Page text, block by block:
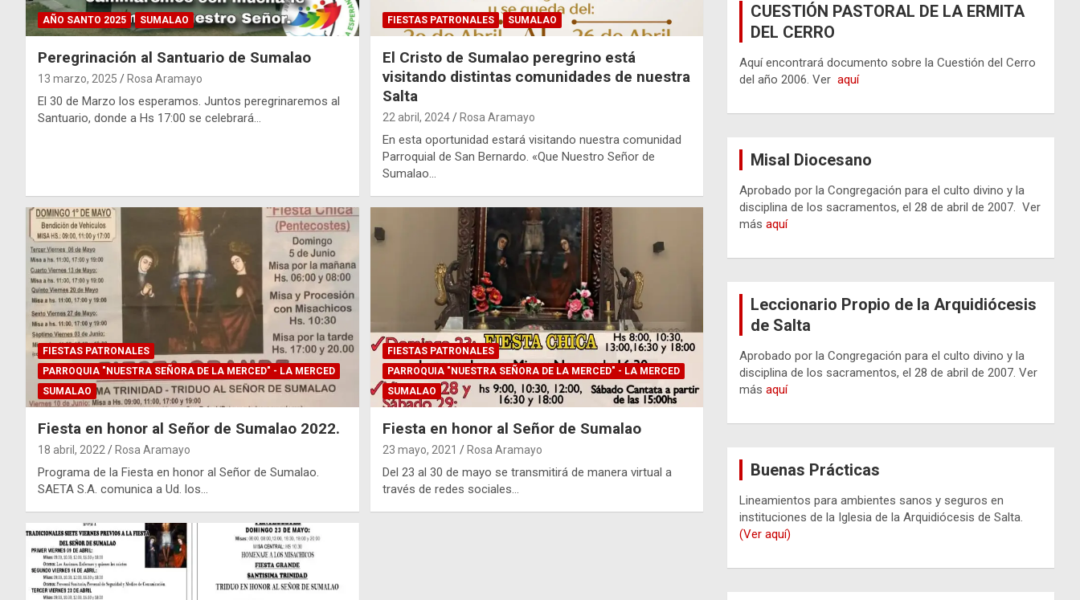
AÑO SANTO 2025 SUMALAO
Peregrinación al Santuario de Sumalao
13 marzo, 2025 Rosa Aramayo
El 30 de Marzo los esperamos. Juntos peregrinaremos al
Santuario, donde a Hs 17:00 se celebrará…
FIESTAS PATRONALES SUMALAO
El Cristo de Sumalao peregrino está
visitando distintas comunidades de nuestra
Salta
22 abril, 2024 Rosa Aramayo
En esta oportunidad estará visitando nuestra comunidad
Parroquial de San Bernardo. «Que Nuestro Señor de
Sumalao…
FIESTAS PATRONALES
PARROQUIA "NUESTRA SEÑORA DE LA MERCED" - LA MERCED
SUMALAO
Fiesta en honor al Señor de Sumalao 2022.
18 abril, 2022 Rosa Aramayo
Programa de la Fiesta en honor al Señor de Sumalao.
SAETA S.A. comunica a Ud. los…
FIESTAS PATRONALES
PARROQUIA "NUESTRA SEÑORA DE LA MERCED" - LA MERCED
SUMALAO
Fiesta en honor al Señor de Sumalao
23 mayo, 2021 Rosa Aramayo
Del 23 al 30 de mayo se transmitirá de manera virtual a
través de redes sociales…
CUESTIÓN PASTORAL DE LA ERMITA
DEL CERRO
Aquí encontrará documento sobre la Cuestión del Cerro
del año 2006. Veraquí
Misal Diocesano
Aprobado por la Congregación para el culto divino y la
disciplina de los sacramentos, el 28 de abril de 2007. Ver
másaquí
Leccionario Propio de la Arquidiócesis
de Salta
Aprobado por la Congregación para el culto divino y la
disciplina de los sacramentos, el 28 de abril de 2007. Ver
másaquí
Buenas Prácticas
Lineamientos para ambientes sanos y seguros en
instituciones de la Iglesia de la Arquidiócesis de Salta.
(Ver aquí)